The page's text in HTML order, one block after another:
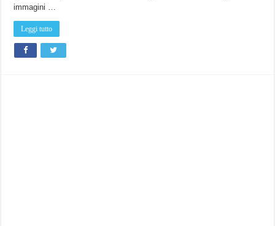
immagini …
Leggi tutto